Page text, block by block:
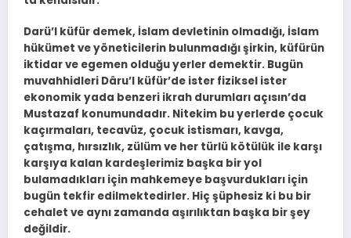
Darü’l küfür demek, İslam devletinin olmadığı, İslam
hükümet ve yöneticilerin bulunmadığı şirkin, küfürün
iktidar ve egemen olduğu yerler demektir. Bugün
muvahhidleri Dâru’l küfür’de ister fiziksel ister
ekonomik yada benzeri ikrah durumları açısın’da
Mustazaf konumundadır. Nitekim bu yerlerde çocuk
kaçırmaları, tecavüz, çocuk istismarı, kavga,
çatışma, hırsızlık, zülüm ve her türlü kötülük ile karşı
karşıya kalan kardeşlerimiz başka bir yol
bulamadıkları için mahkemeye başvurdukları için
bugün tekfir edilmektedirler. Hiç şüphesiz ki bu bir
cehalet ve aynı zamanda aşırılıktan başka bir şey
değildir.